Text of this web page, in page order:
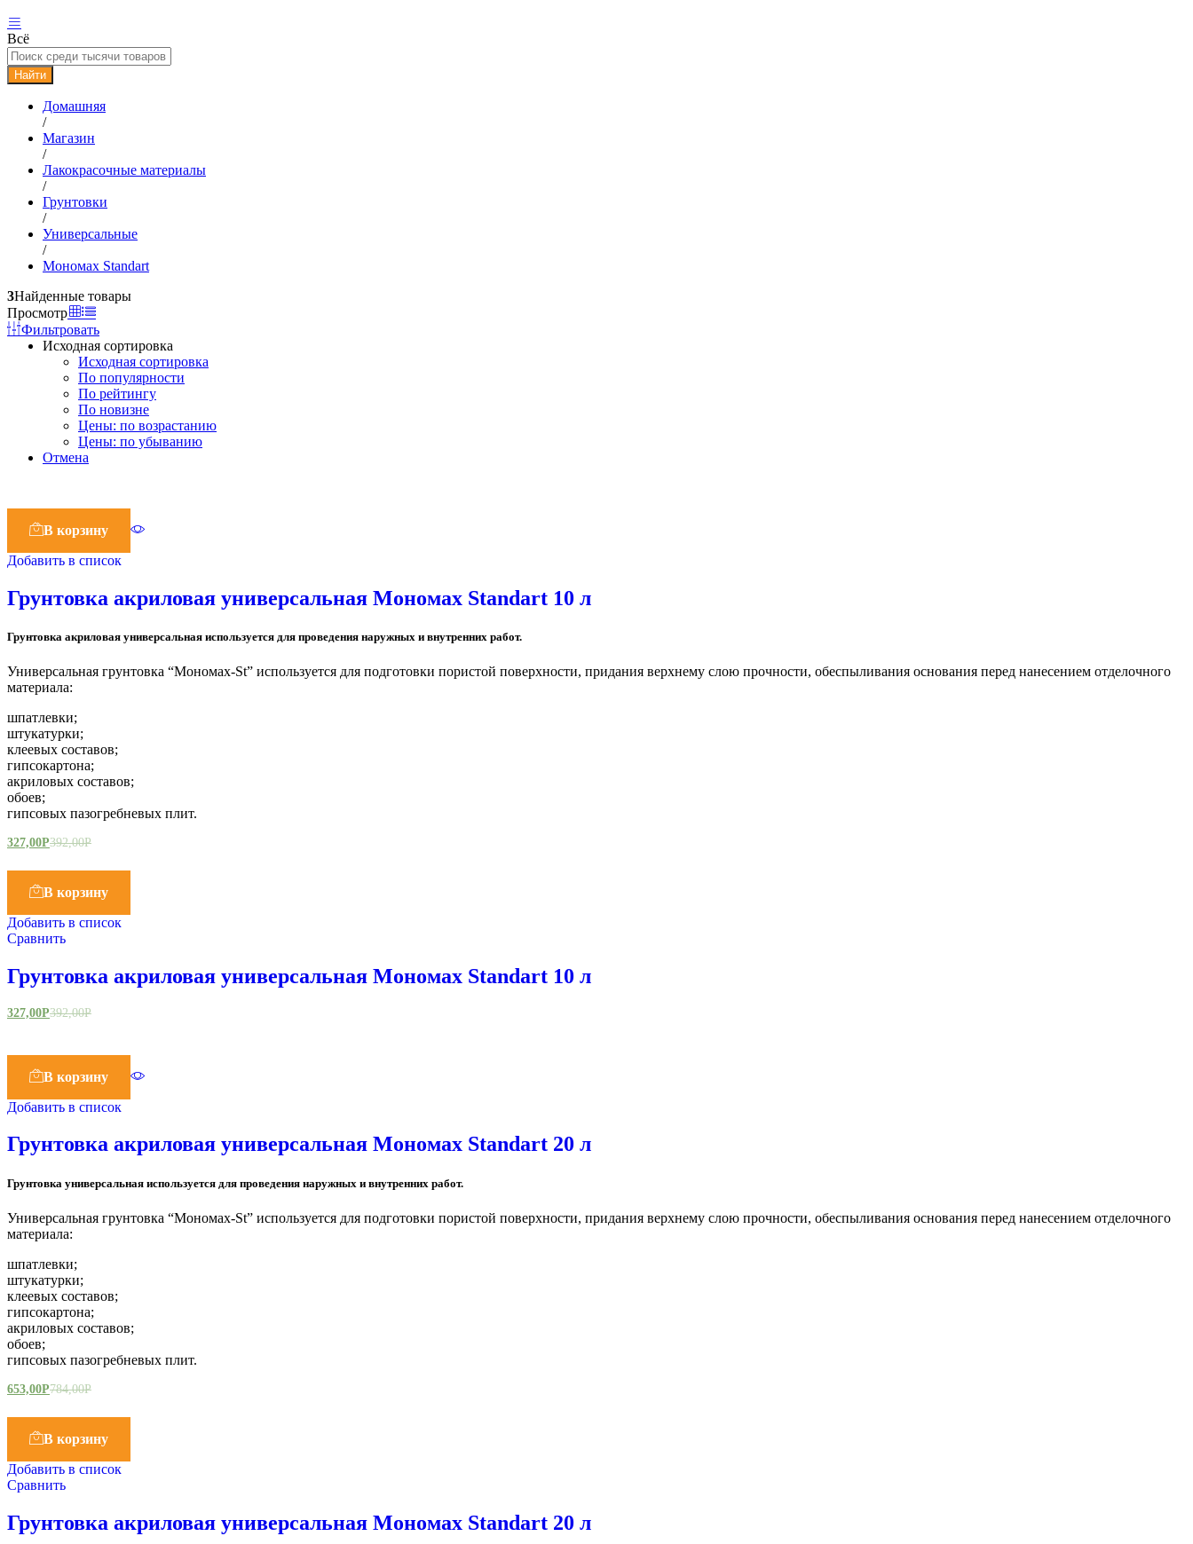
Всё
Найти
Домашняя
/
Магазин
/
Лакокрасочные материалы
/
Грунтовки
/
Универсальные
/
Мономах Standart
3Найденные товары
Просмотр
Фильтровать
Исходная сортировка
Исходная сортировка
По популярности
По рейтингу
По новизне
Цены: по возрастанию
Цены: по убыванию
Отмена
В корзину
Добавить в список
Грунтовка акриловая универсальная Мономах Standart 10 л
Грунтовка акриловая универсальная используется для проведения наружных и внутренних работ.
Универсальная грунтовка “Мономах-St” используется для подготовки пористой поверхности, придания верхнему слою прочности, обеспыливания основания перед нанесением отделочного
материала:
шпатлевки;
штукатурки;
клеевых составов;
гипсокартона;
акриловых составов;
обоев;
гипсовых пазогребневых плит.
327,00Р392,00Р
В корзину
Добавить в список
Сравнить
Грунтовка акриловая универсальная Мономах Standart 10 л
327,00Р392,00Р
В корзину
Добавить в список
Грунтовка акриловая универсальная Мономах Standart 20 л
Грунтовка универсальная используется для проведения наружных и внутренних работ.
Универсальная грунтовка “Мономах-St” используется для подготовки пористой поверхности, придания верхнему слою прочности, обеспыливания основания перед нанесением отделочного
материала:
шпатлевки;
штукатурки;
клеевых составов;
гипсокартона;
акриловых составов;
обоев;
гипсовых пазогребневых плит.
653,00Р784,00Р
В корзину
Добавить в список
Сравнить
Грунтовка акриловая универсальная Мономах Standart 20 л